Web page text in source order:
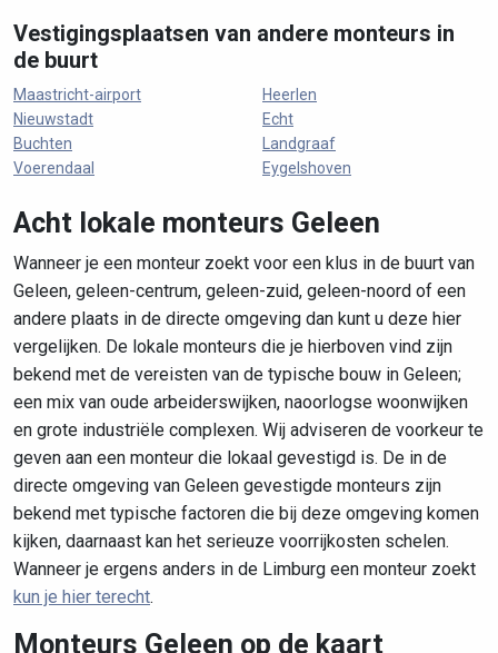
Vestigingsplaatsen van andere monteurs in
de buurt
Maastricht-airport
Nieuwstadt
Buchten
Voerendaal
Heerlen
Echt
Landgraaf
Eygelshoven
Acht lokale monteurs Geleen
Wanneer je een monteur zoekt voor een klus in de buurt van
Geleen, geleen-centrum, geleen-zuid, geleen-noord of een
andere plaats in de directe omgeving dan kunt u deze hier
vergelijken. De lokale monteurs die je hierboven vind zijn
bekend met de vereisten van de typische bouw in Geleen;
een mix van oude arbeiderswijken, naoorlogse woonwijken
en grote industriële complexen. Wij adviseren de voorkeur te
geven aan een monteur die lokaal gevestigd is. De in de
directe omgeving van Geleen gevestigde monteurs zijn
bekend met typische factoren die bij deze omgeving komen
kijken, daarnaast kan het serieuze voorrijkosten schelen.
Wanneer je ergens anders in de Limburg een monteur zoekt
kun je hier terecht.
Monteurs Geleen op de kaart